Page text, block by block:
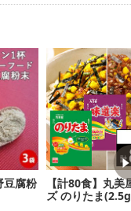
商品と多少異なる場
]の経過措置期間の終
料の表記が旧表記の場
ださい。なお、本理由
対応いたしかねます。
たん決済）、ソフトバ
豆腐粉
【計80食】丸美
ズ のりたま